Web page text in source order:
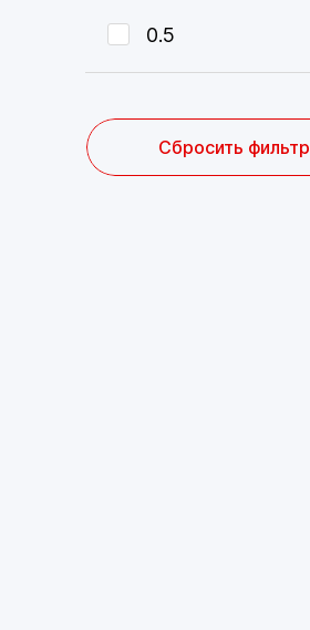
0.5
Сбросить фильтр